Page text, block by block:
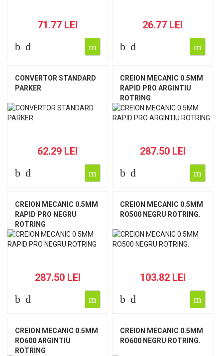
71.77 LEI 26.77 LEI
CONVERTOR STANDARD
PARKER
62.29 LEI
CREION MECANIC 0.5MM
RAPID PRO ARGINTIU
ROTRING
287.50 LEI
CREION MECANIC 0.5MM
RAPID PRO NEGRU
ROTRING
287.50 LEI
CREION MECANIC 0.5MM
RO500 NEGRU ROTRING.
103.82 LEI
CREION MECANIC 0.5MM
RO600 ARGINTIU
ROTRING
CREION MECANIC 0.5MM
RO600 NEGRU ROTRING.